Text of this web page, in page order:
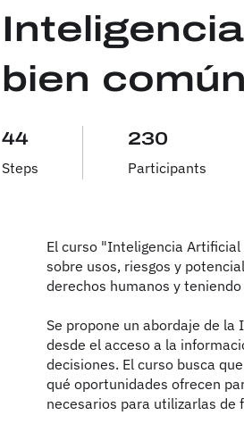
bien común
44
Steps
44 Steps 230
Participants
230 Participants
El curso "Inteligencia
sobre usos, riesgos y
derechos humanos y
Se propone un abordaje de
desde el acceso a la
decisiones. El curso busca
qué oportunidades ofrecen
necesarios para utilizarlas de